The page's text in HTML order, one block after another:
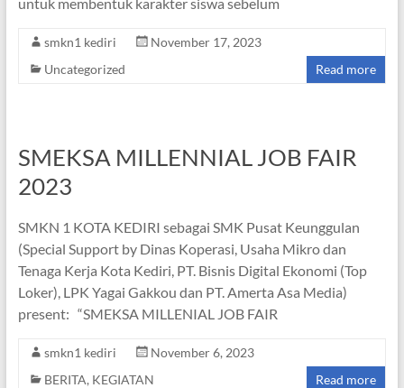
smkn1 kediri
November 17, 2023
Uncategorized
Read more
SMEKSA MILLENNIAL JOB FAIR
2023
SMKN 1 KOTA KEDIRI sebagai SMK Pusat Keunggulan
(Special Support by Dinas Koperasi, Usaha Mikro dan
Tenaga Kerja Kota Kediri, PT. Bisnis Digital Ekonomi (Top
Loker), LPK Yagai Gakkou dan PT. Amerta Asa Media)
present: “SMEKSA MILLENIAL JOB FAIR
smkn1 kediri
November 6, 2023
BERITA, KEGIATAN Read more